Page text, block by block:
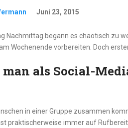
Juni 23, 2015
Nachmittag begann es chaotisch zu
Wochenende vorbereiten. Doch
man als Social-
in einer Gruppe zusammen
praktischerweise immer auf